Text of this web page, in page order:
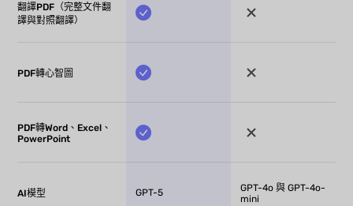
翻譯PDF（完整文件翻
譯與對照翻譯）
PDF轉心智圖
PDF轉Word、Excel、
PowerPoint
AI模型 GPT-5
GPT-4o 與 GPT-4o-
mini